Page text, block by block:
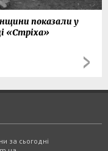
показали у
«Стріха»
за сьогодні